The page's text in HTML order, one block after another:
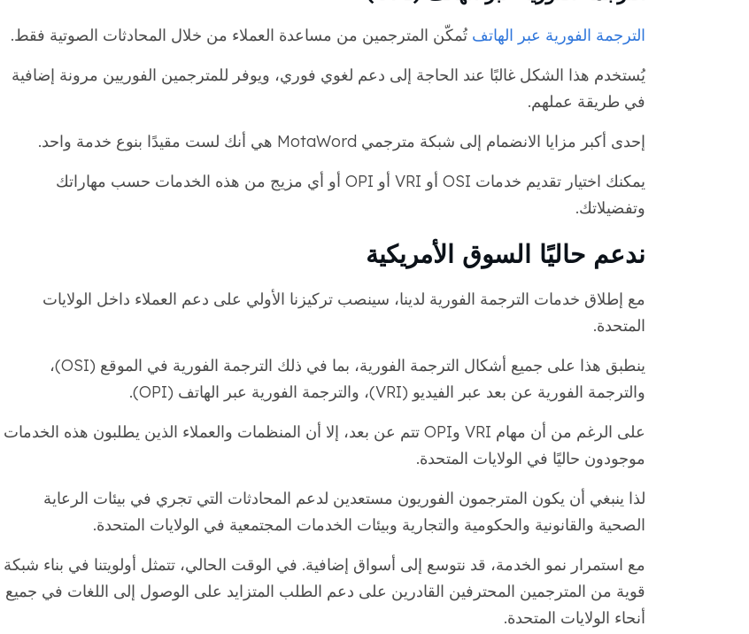
الترجمة الفورية عبر الهاتف تُمكّن المترجمين من مساعدة العملاء من خلال المحادثات الصوتية فقط.
يُستخدم هذا الشكل غالبًا عند الحاجة إلى دعم لغوي فوري، ويوفر للمترجمين الفوريين مرونة إضافية
في طريقة عملهم.
إحدى أكبر مزايا الانضمام إلى شبكة مترجمي MotaWord هي أنك لست مقيدًا بنوع خدمة واحد.
يمكنك اختيار تقديم خدمات OSI أو VRI أو OPI أو أي مزيج من هذه الخدمات حسب مهاراتك
وتفضيلاتك.
ندعم حاليًا السوق الأمريكية
مع إطلاق خدمات الترجمة الفورية لدينا، سينصب تركيزنا الأولي على دعم العملاء داخل الولايات
المتحدة.
ينطبق هذا على جميع أشكال الترجمة الفورية، بما في ذلك الترجمة الفورية في الموقع (OSI)،
والترجمة الفورية عن بعد عبر الفيديو (VRI)، والترجمة الفورية عبر الهاتف (OPI).
على الرغم من أن مهام VRI وOPI تتم عن بعد، إلا أن المنظمات والعملاء الذين يطلبون هذه الخدمات
موجودون حاليًا في الولايات المتحدة.
لذا ينبغي أن يكون المترجمون الفوريون مستعدين لدعم المحادثات التي تجري في بيئات الرعاية
الصحية والقانونية والحكومية والتجارية وبيئات الخدمات المجتمعية في الولايات المتحدة.
مع استمرار نمو الخدمة، قد نتوسع إلى أسواق إضافية. في الوقت الحالي، تتمثل أولويتنا في بناء شبكة
قوية من المترجمين المحترفين القادرين على دعم الطلب المتزايد على الوصول إلى اللغات في جميع
أنحاء الولايات المتحدة.